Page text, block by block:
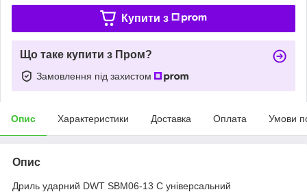
Купити з
Що таке купити з Пром?
Замовлення під захистом
Опис Характеристики Доставка Оплата Умови
Опис
Дриль ударний DWT SBM06-13 C універсальний